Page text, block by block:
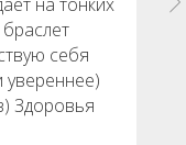
себя
увереннее)
Здоровья